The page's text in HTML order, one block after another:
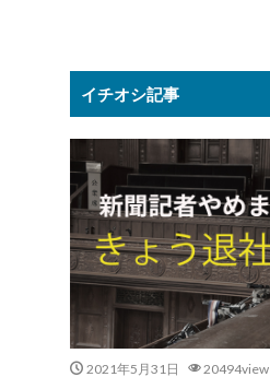
イチオシ記事
2021年5月31日 20494view